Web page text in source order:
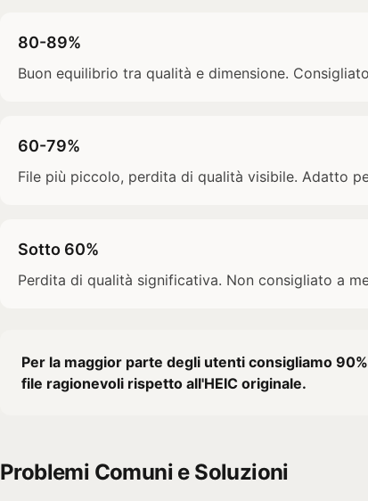
80-89%
Buon equilibrio tra qualità e dimensione.
60-79%
File più piccolo, perdita di qualità visibile. Adatto
Sotto 60%
Perdita di qualità significativa. Non consigliato a
Per la maggior parte degli utenti consigliamo
file ragionevoli rispetto all'HEIC originale.
Problemi Comuni e Soluzioni